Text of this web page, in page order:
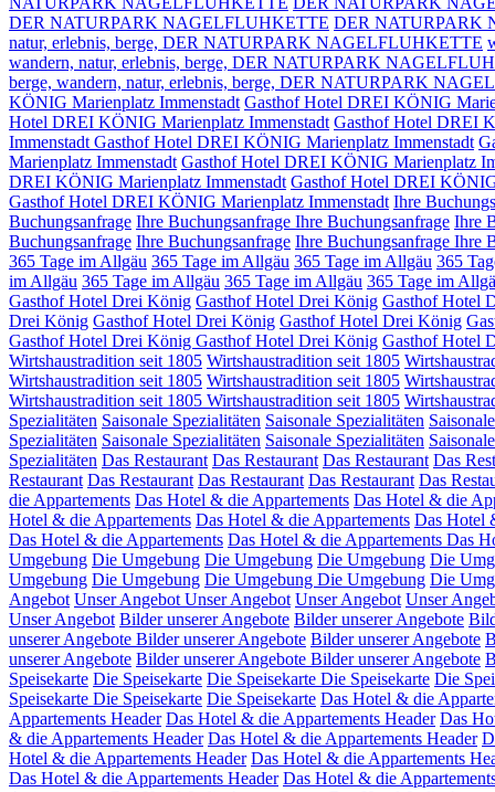
DER NATURPARK NAGELFLUHKETTE DER NATURPARK
natur, erlebnis, berge, DER NATURPARK NAGELFLUHKETTE
wandern, natur, erlebnis, berge, DER NATURPARK
berge, wandern, natur, erlebnis, berge, DER NATURPARK
KÖNIG Marienplatz Immenstadt Gasthof Hotel DREI KÖNIG
Hotel DREI KÖNIG Marienplatz Immenstadt Gasthof Hotel DREI
Immenstadt Gasthof Hotel DREI KÖNIG Marienplatz Immenstadt
Marienplatz Immenstadt Gasthof Hotel DREI KÖNIG Marienplatz
DREI KÖNIG Marienplatz Immenstadt Gasthof Hotel DREI
Gasthof Hotel DREI KÖNIG Marienplatz Immenstadt Ihre
Buchungsanfrage Ihre Buchungsanfrage Ihre Buchungsanfrage Ihre
Buchungsanfrage Ihre Buchungsanfrage Ihre Buchungsanfrage Ihre
365 Tage im Allgäu 365 Tage im Allgäu 365 Tage im Allgäu 365
im Allgäu 365 Tage im Allgäu 365 Tage im Allgäu 365 Tage im
Gasthof Hotel Drei König Gasthof Hotel Drei König Gasthof Hotel
Drei König Gasthof Hotel Drei König Gasthof Hotel Drei König
Gasthof Hotel Drei König Gasthof Hotel Drei König Gasthof Hotel
Wirtshaustradition seit 1805 Wirtshaustradition seit 1805
Wirtshaustradition seit 1805 Wirtshaustradition seit 1805
Wirtshaustradition seit 1805 Wirtshaustradition seit 1805
Spezialitäten Saisonale Spezialitäten Saisonale Spezialitäten
Spezialitäten Saisonale Spezialitäten Saisonale Spezialitäten
Spezialitäten Das Restaurant Das Restaurant Das Restaurant Das
Restaurant Das Restaurant Das Restaurant Das Restaurant Das
die Appartements Das Hotel & die Appartements Das Hotel & die
Hotel & die Appartements Das Hotel & die Appartements Das Hotel
Das Hotel & die Appartements Das Hotel & die Appartements Das
Umgebung Die Umgebung Die Umgebung Die Umgebung Die
Umgebung Die Umgebung Die Umgebung Die Umgebung Die
Angebot Unser Angebot Unser Angebot Unser Angebot Unser
Unser Angebot Bilder unserer Angebote Bilder unserer Angebote
unserer Angebote Bilder unserer Angebote Bilder unserer Angebote
unserer Angebote Bilder unserer Angebote Bilder unserer Angebote
Speisekarte Die Speisekarte Die Speisekarte Die Speisekarte Die
Speisekarte Die Speisekarte Die Speisekarte Das Hotel & die
Appartements Header Das Hotel & die Appartements Header Das
& die Appartements Header Das Hotel & die Appartements Header
Hotel & die Appartements Header Das Hotel & die Appartements
Das Hotel & die Appartements Header Das Hotel & die